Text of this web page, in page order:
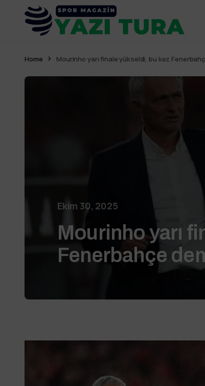
Home Mourinho yarı finale yükseldi, bu kez
Ekim 30, 2025
Mourinho yarı
Fenerbahçe